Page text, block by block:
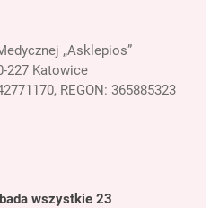
„Asklepios”
227 Katowice
REGON: 365885323
wszystkie 23